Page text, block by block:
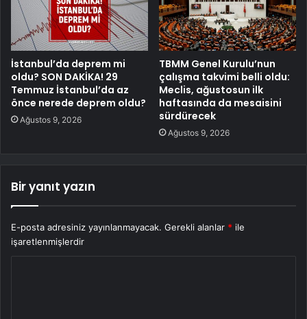
İstanbul’da deprem mi
oldu? SON DAKİKA! 29
Temmuz İstanbul’da az
önce nerede deprem oldu?
Ağustos 9, 2026
TBMM Genel Kurulu’nun
çalışma takvimi belli oldu:
Meclis, ağustosun ilk
haftasında da mesaisini
sürdürecek
Ağustos 9, 2026
Bir yanıt yazın
E-posta adresiniz yayınlanmayacak. Gerekli alanlar * ile
işaretlenmişlerdir